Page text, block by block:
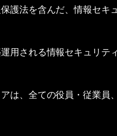
護法を含んだ、情報セキ
用される情報セキュリテ
は、全ての役員・従業